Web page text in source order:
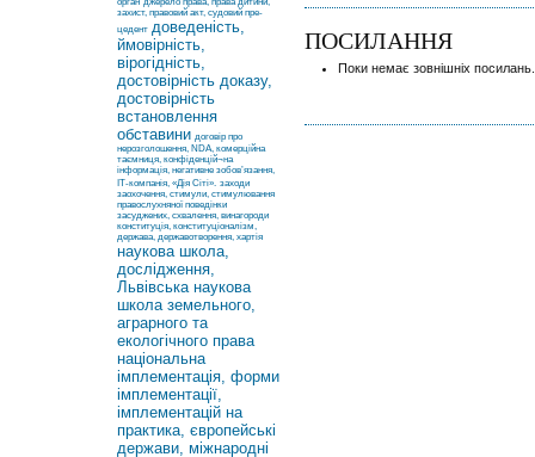
захист, правовий акт, судовий пре-
цедент доведеність,
ймовірність,
вірогідність,
достовірність доказу,
достовірність
встановлення
обставини договір про
нерозголошення, NDA, комерційна
таємниця, конфіденцій¬на
інформація, негативне зобов’язання,
ІТ-компанія, «Дія Сіті». заходи
заохочення, стимули, стимулювання
правослухняної поведінки
засуджених, схвалення, винагороди
конституція, конституціоналізм,
держава, державотворення, хартія
наукова школа,
дослідження,
Львівська наукова
школа земельного,
аграрного та
екологічного права
національна
імплементація, форми
імплементації,
імплементацій на
практика, європейські
держави, міжнародні
ПОСИЛАННЯ
Поки немає зовнішніх посилань.